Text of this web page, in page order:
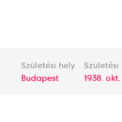
Születési hely
Budapest
Születési
1938.